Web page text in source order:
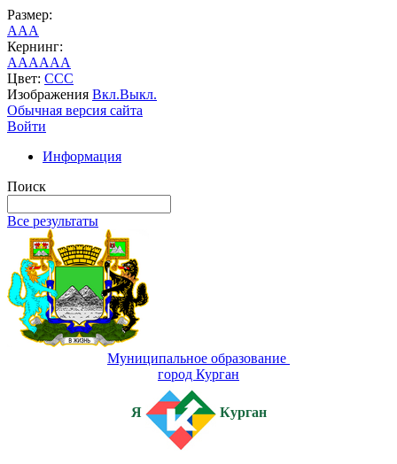
Размер:
AAA
Кернинг:
AAAAAA
Цвет: CCC
Изображения Вкл.Выкл.
Обычная версия сайта
Войти
Информация
Поиск
Все результаты
Муниципальное образование
город Курган
Я Курган